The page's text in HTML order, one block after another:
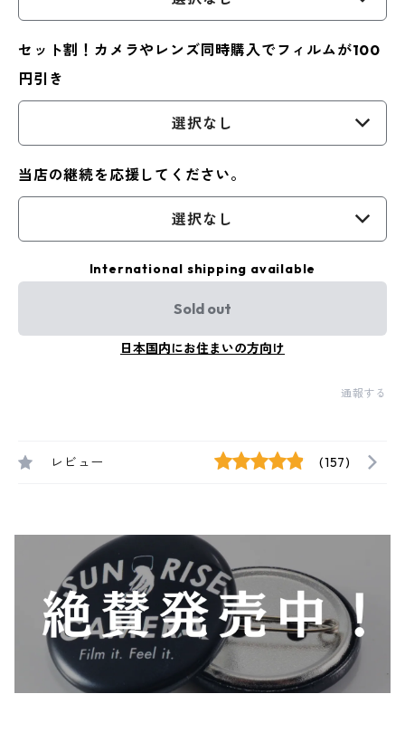
セット割！カメラやレンズ同時購入でフィルムが100
円引き
選択なし
当店の継続を応援してください。
選択なし
International shipping available
Sold out
日本国内にお住まいの方向け
通報する
レビュー (157)